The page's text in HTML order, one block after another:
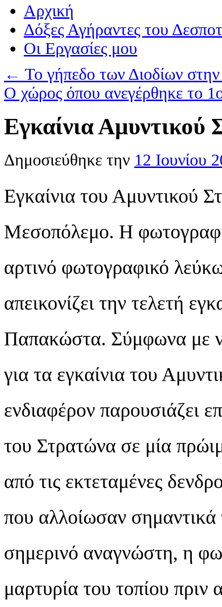
Αρχική
Δόξες Αγήραντες του
Οι Eργασίες μου
← Το γήπεδο των Διοδίων
Ο χώρος όπου ανεγέρθηκε το
Εγκαίνια
Δημοσιεύθηκε την 12 Ιουνίου
Εγκαίνια του Αμυντικού
Μεσοπόλεμο. Η
αρτινό φωτογραφικό
απεικονίζει την τελετή
Παπακώστα. Σύμφωνα με
για τα εγκαίνια του
ενδιαφέρον παρουσιάζει
του Στρατώνα σε μία
από τις εκτεταμένες
που αλλοίωσαν σημαντικά
σημερινό αναγνώστη, η
μαρτυρία του τοπίου